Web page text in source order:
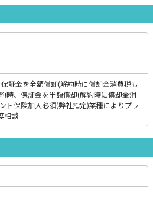
証金を全額償却(解約時に償却金消費税も
時、保証金を半額償却(解約時に償却金消
ト保険加入必須(弊社指定)業種によりプラ
相談